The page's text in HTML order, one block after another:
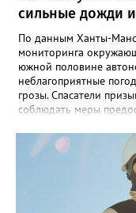
сильные дожди
По данным Ханты-
мониторинга
южной половине
неблагоприятные
грозы. Спасатели
соблюдать меры
под деревьями и
быть внимательными
риска
ситуаций немедленно